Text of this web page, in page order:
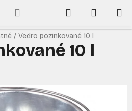
Hľadať
KOŠÍK
/ Vedro pozinkované 10 l
10 l